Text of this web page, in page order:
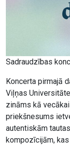
Sadraudzības
Koncerta pirmajā
Viļņas
zināms kā
priekšnesums
autentiskām
kompozīcijām,